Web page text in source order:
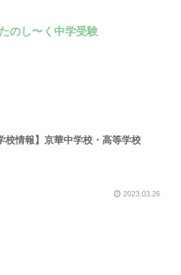
のし〜く中学受験
校情報】京華中学校・高等学校
2023.03.26